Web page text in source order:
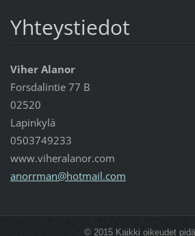
Yhteystiedot
Viher Alanor
Forsdalintie 77 B
02520
Lapinkylä
0503749233
www.viheralanor.com
anorrman@hotmail.com
© 2015 Kaikki oikeudet